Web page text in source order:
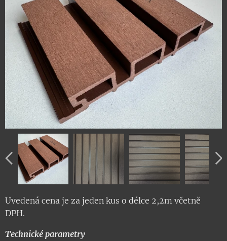
Uvedená cena je za jeden kus o délce 2,2m včetně
DPH.
Technické parametry